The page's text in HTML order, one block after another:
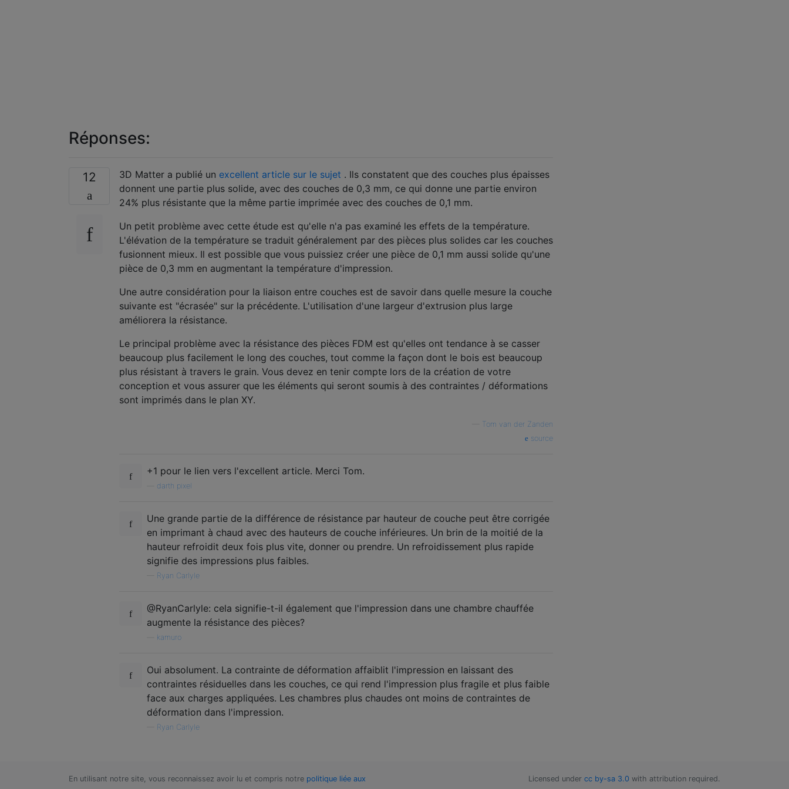
Réponses:
12 3D Matter a publié un excellent article sur le sujet . Ils constatent que des couches plus épaisses
donnent une partie plus solide, avec des couches de 0,3 mm, ce qui donne une partie environ
24% plus résistante que la même partie imprimée avec des couches de 0,1 mm.
Un petit problème avec cette étude est qu'elle n'a pas examiné les effets de la température.
L'élévation de la température se traduit généralement par des pièces plus solides car les couches
fusionnent mieux. Il est possible que vous puissiez créer une pièce de 0,1 mm aussi solide qu'une
pièce de 0,3 mm en augmentant la température d'impression.
Une autre considération pour la liaison entre couches est de savoir dans quelle mesure la couche
suivante est "écrasée" sur la précédente. L'utilisation d'une largeur d'extrusion plus large
améliorera la résistance.
Le principal problème avec la résistance des pièces FDM est qu'elles ont tendance à se casser
beaucoup plus facilement le long des couches, tout comme la façon dont le bois est beaucoup
plus résistant à travers le grain. Vous devez en tenir compte lors de la création de votre
conception et vous assurer que les éléments qui seront soumis à des contraintes / déformations
sont imprimés dans le plan XY.
Tom van der Zanden
source
+1 pour le lien vers l'excellent article. Merci Tom.
darth pixel
Une grande partie de la différence de résistance par hauteur de couche peut être corrigée
en imprimant à chaud avec des hauteurs de couche inférieures. Un brin de la moitié de la
hauteur refroidit deux fois plus vite, donner ou prendre. Un refroidissement plus rapide
signifie des impressions plus faibles.
Ryan Carlyle
@RyanCarlyle: cela signifie-t-il également que l'impression dans une chambre chauffée
augmente la résistance des pièces?
kamuro
Oui absolument. La contrainte de déformation affaiblit l'impression en laissant des
contraintes résiduelles dans les couches, ce qui rend l'impression plus fragile et plus faible
face aux charges appliquées. Les chambres plus chaudes ont moins de contraintes de
déformation dans l'impression.
Ryan Carlyle
En utilisant notre site, vous reconnaissez avoir lu et compris notre politique liée aux
Licensed under cc by-sa 3.0 with attribution required.